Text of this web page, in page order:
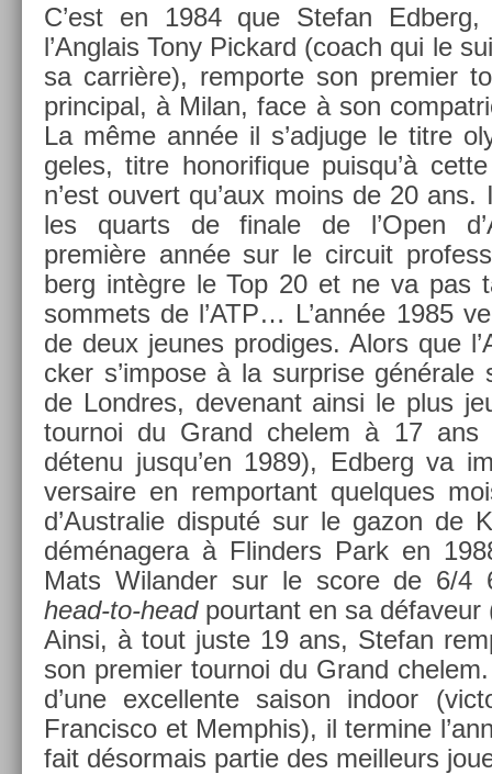
C’est en 1984 que Stefan
l’Anglais Tony Pic­kard (coach qui le
sa carrière), re­mpor­te son pre­mi­er
prin­cip­al, à Milan, face à son
La même année il s’ad­juge le titre
geles, titre honorifique puis­qu’à
n’est ouvert qu’aux moins de 20
les quarts de fin­ale de l’Open
première année sur le cir­cuit
berg intègre le Top 20 et ne va pas
som­mets de l’ATP… L’année 1985
de deux jeunes pro­diges. Alors que
ck­er s’im­pose à la sur­pr­ise
de Londres, de­venant ainsi le plus
tour­noi du Grand chelem à 17
détenu jusqu’en 1989), Ed­berg va
versaire en re­mpor­tant quel­ques
d’Australie dis­puté sur le gazon de
déménagera à Flind­ers Park en
Mats Wiland­er sur le score de 6/4
head-to-headpour­tant en sa défaveur
Ainsi, à tout juste 19 ans, Stefan
son pre­mi­er tour­noi du Grand
d’une ex­cel­lente saison in­door
Fran­cisco et Mem­phis), il ter­mine
fait désor­mais par­tie des meil­leurs